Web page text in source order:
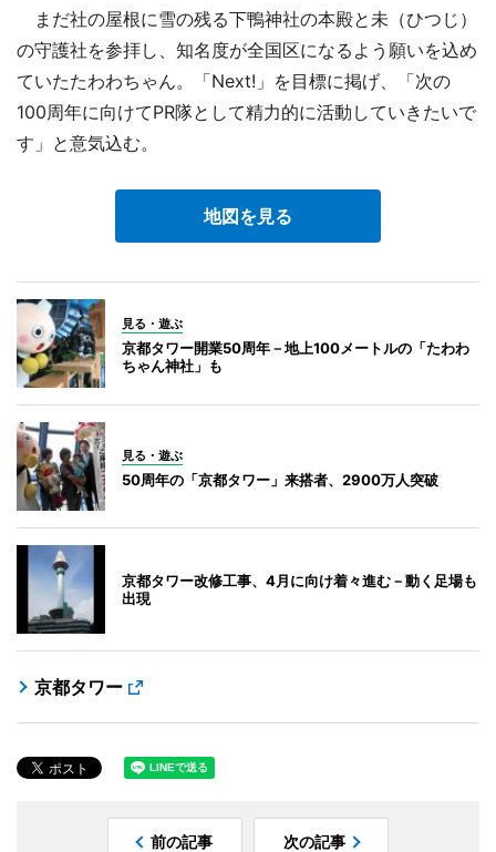
まだ社の屋根に雪の残る下鴨神社の本殿と未（ひつじ）
の守護社を参拝し、知名度が全国区になるよう願いを込め
ていたたわわちゃん。「Next!」を目標に掲げ、「次の
100周年に向けてPR隊として精力的に活動していきたいで
す」と意気込む。
地図を見る
見る・遊ぶ
京都タワー開業50周年－地上100メートルの「たわわ
ちゃん神社」も
見る・遊ぶ
50周年の「京都タワー」来搭者、2900万人突破
京都タワー改修工事、4月に向け着々進む－動く足場も
出現
京都タワー
前の記事 次の記事